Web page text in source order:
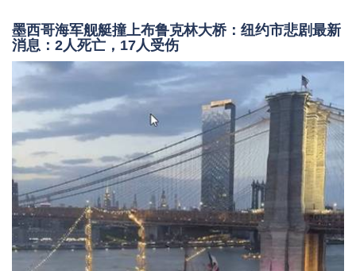
墨西哥海军舰艇撞上布鲁克林大桥：纽约市悲剧最新
消息：2人死亡，17人受伤